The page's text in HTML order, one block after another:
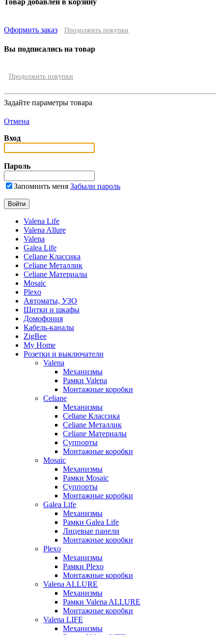
Оформить заказ Продолжить покупки
Вы подписались на товар
Продолжить покупки
Задайте параметры товара
Отмена
Вход
Пароль
Запомнить меня Забыли пароль
Valena Life
Valena Allure
Valena
Galea Life
Celiane Классика
Celiane Металлик
Celiane Материалы
Mosaic
Plexo
Автоматы, УЗО
Щитки и шкафы
Домофония
Кабель-каналы
ZigBee
My Home
Розетки и выключатели
Valena
Механизмы
Рамки Valena
Монтажные коробки
Celiane
Механизмы
Celiane Классика
Celiane Металлик
Celiane Материалы
Суппорты
Монтажные коробки
Mosaic
Механизмы
Рамки Mosaic
Суппорты
Монтажные коробки
Galea Life
Механизмы
Рамки Galea Life
Лицевые панели
Монтажные коробки
Plexo
Механизмы
Рамки Plexo
Монтажные коробки
Valena ALLURE
Механизмы
Рамки Valena ALLURE
Монтажные коробки
Valena LIFE
Механизмы